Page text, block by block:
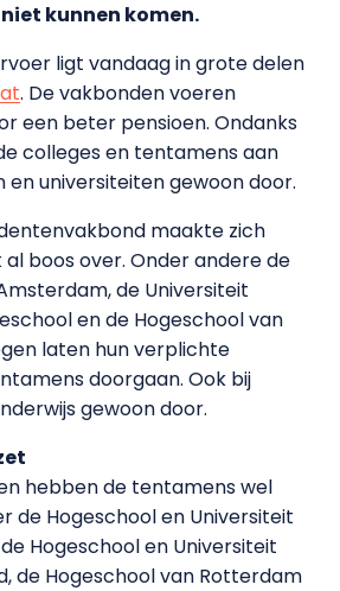
kunnen komen.
ligt vandaag in grote delen
. De vakbonden voeren
een beter pensioen. Ondanks
colleges en tentamens aan
en universiteiten gewoon door.
maakte zich
boos over. Onder andere de
de Universiteit
en de Hogeschool van
laten hun verplichte
doorgaan. Ook bij
gewoon door.
hebben de tentamens wel
de Hogeschool en Universiteit
Hogeschool en Universiteit
de Hogeschool van Rotterdam